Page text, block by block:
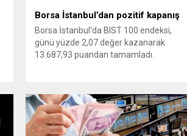
Borsa İstanbul’dan pozitif kapanış
Borsa İstanbul'da BIST 100 endeksi,
günü yüzde 2,07 değer kazanarak
13.687,93 puandan tamamladı.